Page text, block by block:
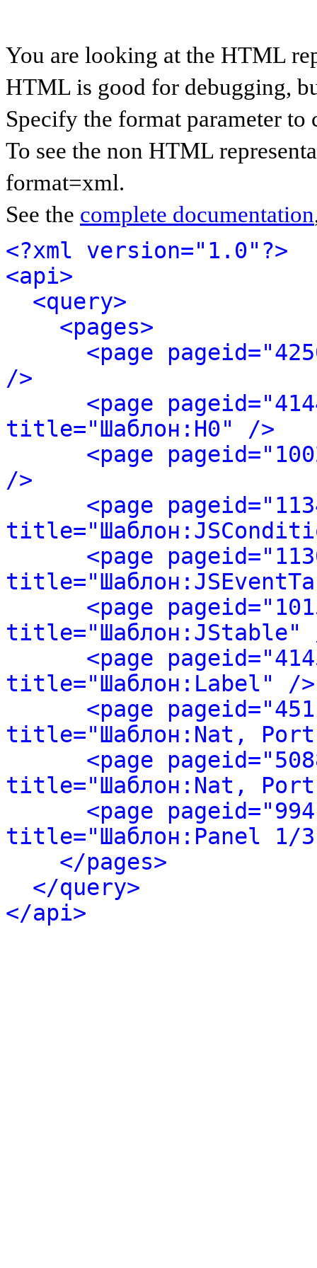
You are looking at the HTML
HTML is good for debugging,
Specify the format parameter to
To see the non HTML
format=xml.
See the complete documentation
<?xml version="1.0"?>
<api>
<query>
<pages>
<page
/>
<page
title="Шаблон:H0" />
<page
/>
<page
<page
<page
title="Шаблон:JStable"
<page
title="Шаблон:Label" />
<page
title="Шаблон:Nat,
<page
title="Шаблон:Nat,
<page
title="Шаблон:Panel 1/
</pages>
</query>
</api>